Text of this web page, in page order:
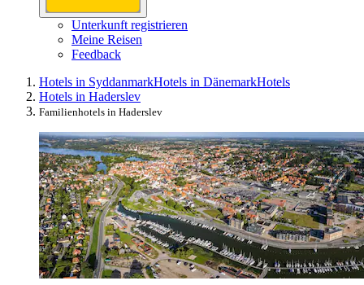
Unterkunft registrieren
Meine Reisen
Feedback
Hotels in SyddanmarkHotels in DänemarkHotels
Hotels in Haderslev
Familienhotels in Haderslev